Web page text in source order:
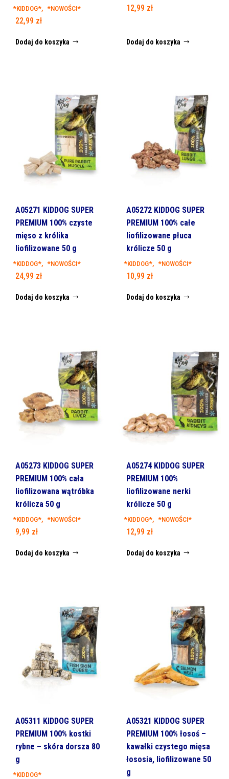
*KIDDOG*, *NOWOŚCI*
22,99 zł
Dodaj do koszyka
12,99 zł
Dodaj do koszyka
A05271 KIDDOG SUPER
PREMIUM 100% czyste
mięso z królika
liofilizowane 50 g
*KIDDOG*, *NOWOŚCI*
24,99 zł
Dodaj do koszyka
A05272 KIDDOG SUPER
PREMIUM 100% całe
liofilizowane płuca
królicze 50 g
*KIDDOG*, *NOWOŚCI*
10,99 zł
Dodaj do koszyka
A05273 KIDDOG SUPER
PREMIUM 100% cała
liofilizowana wątróbka
królicza 50 g
*KIDDOG*, *NOWOŚCI*
9,99 zł
Dodaj do koszyka
A05274 KIDDOG SUPER
PREMIUM 100%
liofilizowane nerki
królicze 50 g
*KIDDOG*, *NOWOŚCI*
12,99 zł
Dodaj do koszyka
A05311 KIDDOG SUPER
PREMIUM 100% kostki
rybne – skóra dorsza 80
g
*KIDDOG*
A05321 KIDDOG SUPER
PREMIUM 100% łosoś –
kawałki czystego mięsa
łososia, liofilizowane 50
g